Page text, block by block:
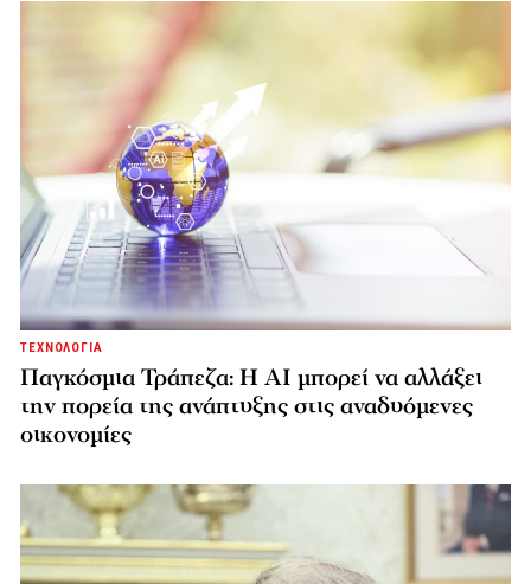
ΤΕΧΝΟΛΟΓΙΑ
Παγκόσμια Τράπεζα: Η AI μπορεί να αλλάξει
την πορεία της ανάπτυξης στις αναδυόμενες
οικονομίες